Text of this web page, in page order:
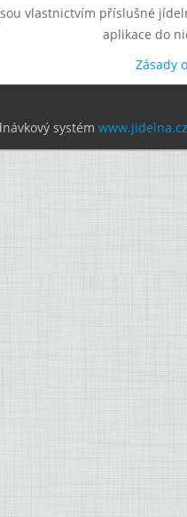
vlastnictvím příslušné
aplikace do
Zásady
systém www.jidelna.cz